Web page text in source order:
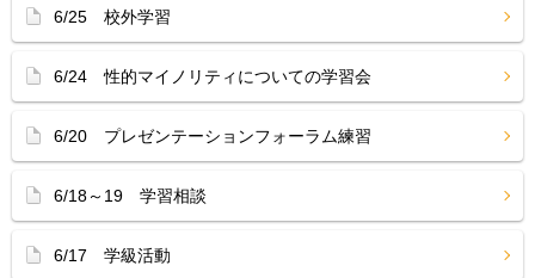
6/25 校外学習
6/24 性的マイノリティについての学習会
6/20 プレゼンテーションフォーラム練習
6/18～19 学習相談
6/17 学級活動